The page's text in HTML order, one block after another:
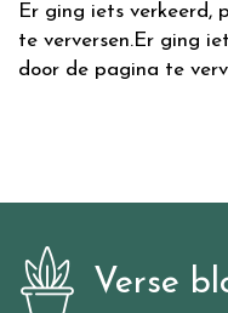
Er ging iets verkeerd,
te verversen.Er ging
door de pagina te
Verse